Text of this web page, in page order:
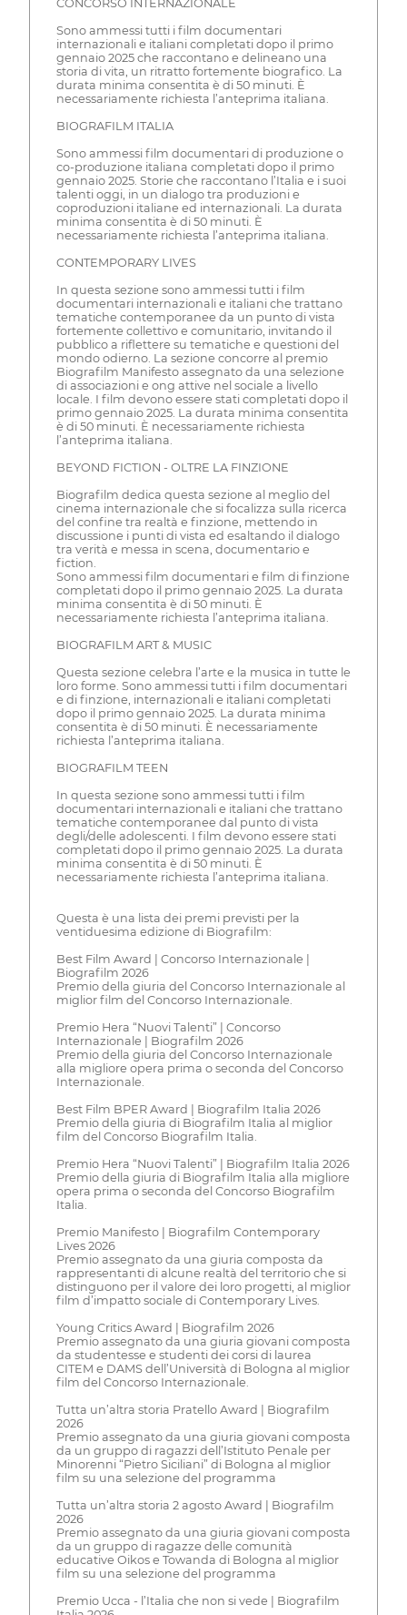
CONCORSO INTERNAZIONALE
Sono ammessi tutti i film documentari
internazionali e italiani completati dopo il primo
gennaio 2025 che raccontano e delineano una
storia di vita, un ritratto fortemente biografico. La
durata minima consentita è di 50 minuti. È
necessariamente richiesta l’anteprima italiana.
BIOGRAFILM ITALIA
Sono ammessi film documentari di produzione o
co-produzione italiana completati dopo il primo
gennaio 2025. Storie che raccontano l’Italia e i suoi
talenti oggi, in un dialogo tra produzioni e
coproduzioni italiane ed internazionali. La durata
minima consentita è di 50 minuti. È
necessariamente richiesta l’anteprima italiana.
CONTEMPORARY LIVES
In questa sezione sono ammessi tutti i film
documentari internazionali e italiani che trattano
tematiche contemporanee da un punto di vista
fortemente collettivo e comunitario, invitando il
pubblico a riflettere su tematiche e questioni del
mondo odierno. La sezione concorre al premio
Biografilm Manifesto assegnato da una selezione
di associazioni e ong attive nel sociale a livello
locale. I film devono essere stati completati dopo il
primo gennaio 2025. La durata minima consentita
è di 50 minuti. È necessariamente richiesta
l’anteprima italiana.
BEYOND FICTION - OLTRE LA FINZIONE
Biografilm dedica questa sezione al meglio del
cinema internazionale che si focalizza sulla ricerca
del confine tra realtà e finzione, mettendo in
discussione i punti di vista ed esaltando il dialogo
tra verità e messa in scena, documentario e
fiction.
Sono ammessi film documentari e film di finzione
completati dopo il primo gennaio 2025. La durata
minima consentita è di 50 minuti. È
necessariamente richiesta l’anteprima italiana.
BIOGRAFILM ART & MUSIC
Questa sezione celebra l’arte e la musica in tutte le
loro forme. Sono ammessi tutti i film documentari
e di finzione, internazionali e italiani completati
dopo il primo gennaio 2025. La durata minima
consentita è di 50 minuti. È necessariamente
richiesta l’anteprima italiana.
BIOGRAFILM TEEN
In questa sezione sono ammessi tutti i film
documentari internazionali e italiani che trattano
tematiche contemporanee dal punto di vista
degli/delle adolescenti. I film devono essere stati
completati dopo il primo gennaio 2025. La durata
minima consentita è di 50 minuti. È
necessariamente richiesta l’anteprima italiana.
Questa è una lista dei premi previsti per la
ventiduesima edizione di Biografilm:
Best Film Award | Concorso Internazionale |
Biografilm 2026
Premio della giuria del Concorso Internazionale al
miglior film del Concorso Internazionale.
Premio Hera “Nuovi Talenti” | Concorso
Internazionale | Biografilm 2026
Premio della giuria del Concorso Internazionale
alla migliore opera prima o seconda del Concorso
Internazionale.
Best Film BPER Award | Biografilm Italia 2026
Premio della giuria di Biografilm Italia al miglior
film del Concorso Biografilm Italia.
Premio Hera “Nuovi Talenti” | Biografilm Italia 2026
Premio della giuria di Biografilm Italia alla migliore
opera prima o seconda del Concorso Biografilm
Italia.
Premio Manifesto | Biografilm Contemporary
Lives 2026
Premio assegnato da una giuria composta da
rappresentanti di alcune realtà del territorio che si
distinguono per il valore dei loro progetti, al miglior
film d’impatto sociale di Contemporary Lives.
Young Critics Award | Biografilm 2026
Premio assegnato da una giuria giovani composta
da studentesse e studenti dei corsi di laurea
CITEM e DAMS dell’Università di Bologna al miglior
film del Concorso Internazionale.
Tutta un’altra storia Pratello Award | Biografilm
2026
Premio assegnato da una giuria giovani composta
da un gruppo di ragazzi dell’Istituto Penale per
Minorenni “Pietro Siciliani” di Bologna al miglior
film su una selezione del programma
Tutta un’altra storia 2 agosto Award | Biografilm
2026
Premio assegnato da una giuria giovani composta
da un gruppo di ragazze delle comunità
educative Oikos e Towanda di Bologna al miglior
film su una selezione del programma
Premio Ucca - l’Italia che non si vede | Biografilm